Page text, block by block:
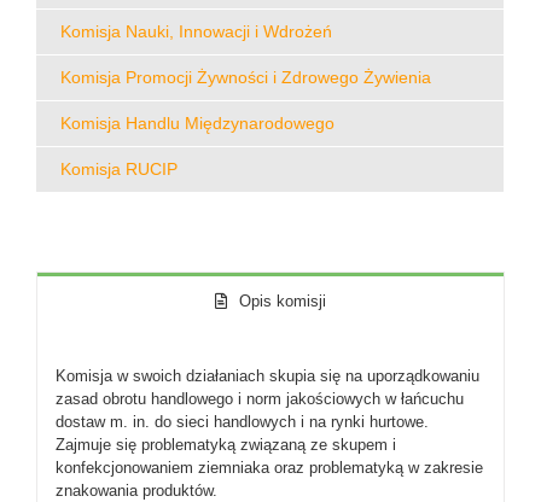
Komisja Nauki, Innowacji i Wdrożeń
Komisja Promocji Żywności i Zdrowego Żywienia
Komisja Handlu Międzynarodowego
Komisja RUCIP
Opis komisji
Komisja w swoich działaniach skupia się na uporządkowaniu
zasad obrotu handlowego i norm jakościowych w łańcuchu
dostaw m. in. do sieci handlowych i na rynki hurtowe.
Zajmuje się problematyką związaną ze skupem i
konfekcjonowaniem ziemniaka oraz problematyką w zakresie
znakowania produktów.